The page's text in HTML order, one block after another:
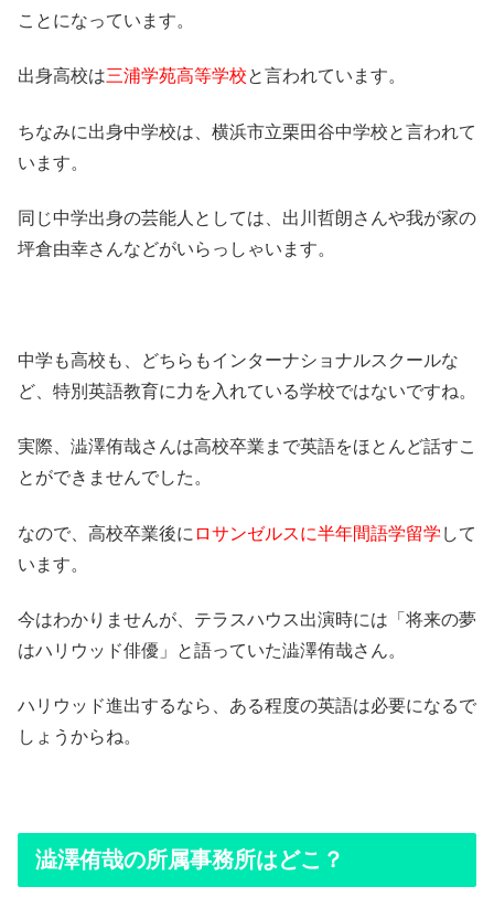
ことになっています。
出身高校は三浦学苑高等学校と言われています。
ちなみに出身中学校は、横浜市立栗田谷中学校と言われて
います。
同じ中学出身の芸能人としては、出川哲朗さんや我が家の
坪倉由幸さんなどがいらっしゃいます。
中学も高校も、どちらもインターナショナルスクールな
ど、特別英語教育に力を入れている学校ではないですね。
実際、澁澤侑哉さんは高校卒業まで英語をほとんど話すこ
とができませんでした。
なので、高校卒業後に ロサンゼルスに半年間語学留学 して
います。
今はわかりませんが、テラスハウス出演時には「将来の夢
はハリウッド俳優」と語っていた澁澤侑哉さん。
ハリウッド進出するなら、ある程度の英語は必要になるで
しょうからね。
澁澤侑哉の所属事務所はどこ？